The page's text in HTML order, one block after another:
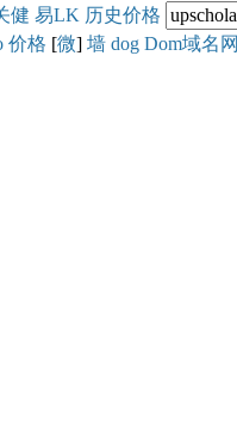
健 易LK 历史价格
价格 [微] 墙 dog Dom域名网